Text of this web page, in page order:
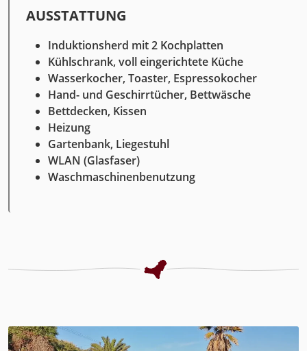
AUSSTATTUNG
Induktionsherd mit 2 Kochplatten
Kühlschrank, voll eingerichtete Küche
Wasserkocher, Toaster, Espressokocher
Hand- und Geschirrtücher, Bettwäsche
Bettdecken, Kissen
Heizung
Gartenbank, Liegestuhl
WLAN (Glasfaser)
Waschmaschinenbenutzung